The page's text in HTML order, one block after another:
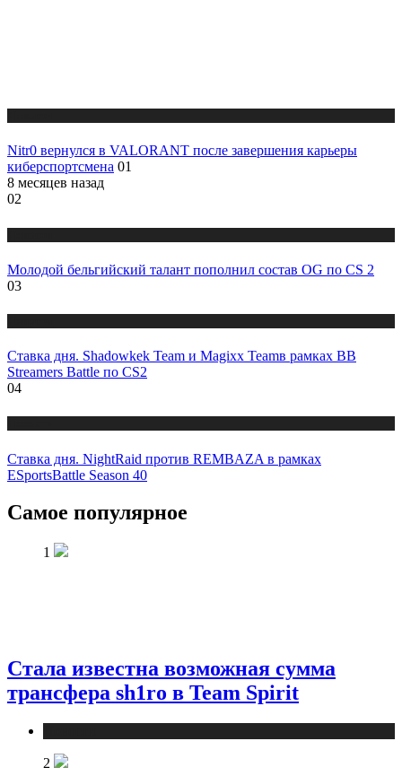
Nitr0 вернулся в VALORANT после завершения карьеры
киберспортсмена 01
8 месяцев назад
02
Молодой бельгийский талант пополнил состав OG по СS 2
03
Ставка дня. Shadowkek Team и Magixx Teamв рамках BB
Streamers Battle по CS2
04
Ставка дня. NightRaid против REMBAZA в рамках
ESportsBattle Season 40
Самое популярное
1
Стала известна возможная сумма
трансфера sh1ro в Team Spirit
2